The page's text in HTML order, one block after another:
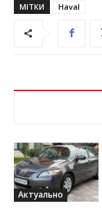
МІТКИ Haval
Актуально